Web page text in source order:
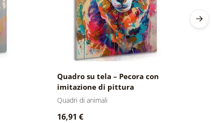
Quadro su tela – Pecora con
imitazione di pittura
Quadri di animali
16,91 €